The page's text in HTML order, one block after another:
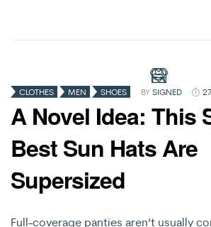
CATEGORIAS
CLOTHES MEN SHOES BY SIGNED
A Novel Idea: This
Best Sun Hats Are
Supersized
Full-coverage panties aren’t usually